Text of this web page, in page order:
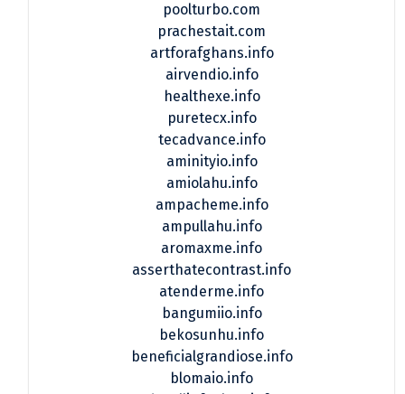
poolturbo.com
prachestait.com
artforafghans.info
airvendio.info
healthexe.info
puretecx.info
tecadvance.info
aminityio.info
amiolahu.info
ampacheme.info
ampullahu.info
aromaxme.info
asserthatecontrast.info
atenderme.info
bangumiio.info
bekosunhu.info
beneficialgrandiose.info
blomaio.info